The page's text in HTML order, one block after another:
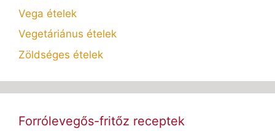
Vega ételek
Vegetáriánus ételek
Zöldséges ételek
Forrólevegős-fritőz receptek